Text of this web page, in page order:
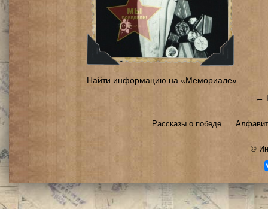
Найти информацию на «Мемориале»
←
Рассказы о победе
©